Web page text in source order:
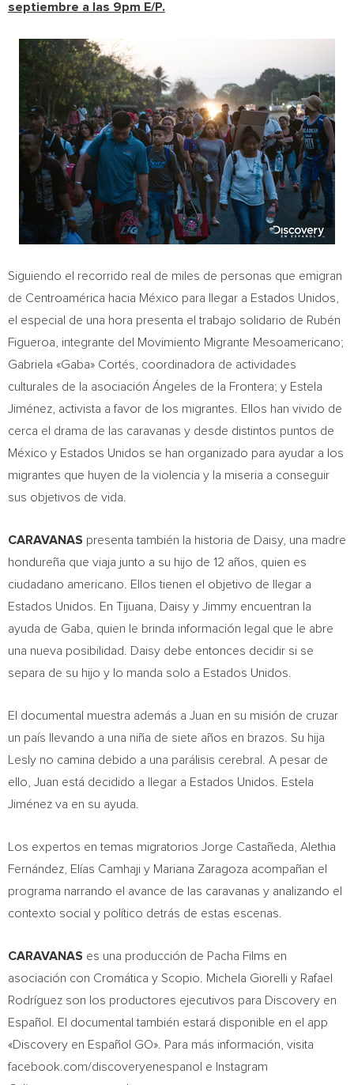
septiembre a las 9pm E/P.
Siguiendo el recorrido real de miles de personas que emigran
de Centroamérica hacia México para llegar a Estados Unidos,
el especial de una hora presenta el trabajo solidario de Rubén
Figueroa, integrante del Movimiento Migrante Mesoamericano;
Gabriela «Gaba» Cortés, coordinadora de actividades
culturales de la asociación Ángeles de la Frontera; y Estela
Jiménez, activista a favor de los migrantes. Ellos han vivido de
cerca el drama de las caravanas y desde distintos puntos de
México y Estados Unidos se han organizado para ayudar a los
migrantes que huyen de la violencia y la miseria a conseguir
sus objetivos de vida.
CARAVANAS presenta también la historia de Daisy, una madre
hondureña que viaja junto a su hijo de 12 años,
quien es
ciudadano americano. Ellos tienen el objetivo de llegar a
Estados Unidos. En Tijuana , Daisy y Jimmy encuentran la
ayuda de Gaba, quien le brinda información legal que le abre
una nueva posibilidad. Daisy debe entonces decidir si se
separa de su hijo y lo manda solo a Estados Unidos.
El documental muestra además a Juan en su misión de cruzar
un país llevando a una niña de siete años en brazos. Su hija
Lesly no camina debido a una parálisis cerebral. A pesar de
ello, Juan está decidido a llegar a Estados Unidos. Estela
Jiménez va en su ayuda.
Los expertos en temas migratorios Jorge Castañeda, Alethia
Fernández, Elías Camhaji y Mariana Zaragoza acompañan el
programa narrando el avance de las caravanas y analizando el
contexto social y político detrás de estas escenas.
CARAVANAS es una producción de Pacha Films en
asociación con Cromática y Scopio. Michela Giorelli y Rafael
Rodríguez son los productores ejecutivos para Discovery en
Español. El documental también estará disponible en el app
«Discovery en Español GO». Para más información, visita
facebook.com/discoveryenespanol e Instagram